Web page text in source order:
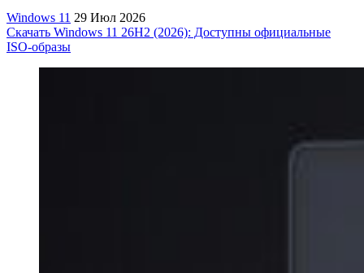
Windows 11 29 Июл 2026
Скачать Windows 11 26H2 (2026): Доступны официальные
ISO-образы